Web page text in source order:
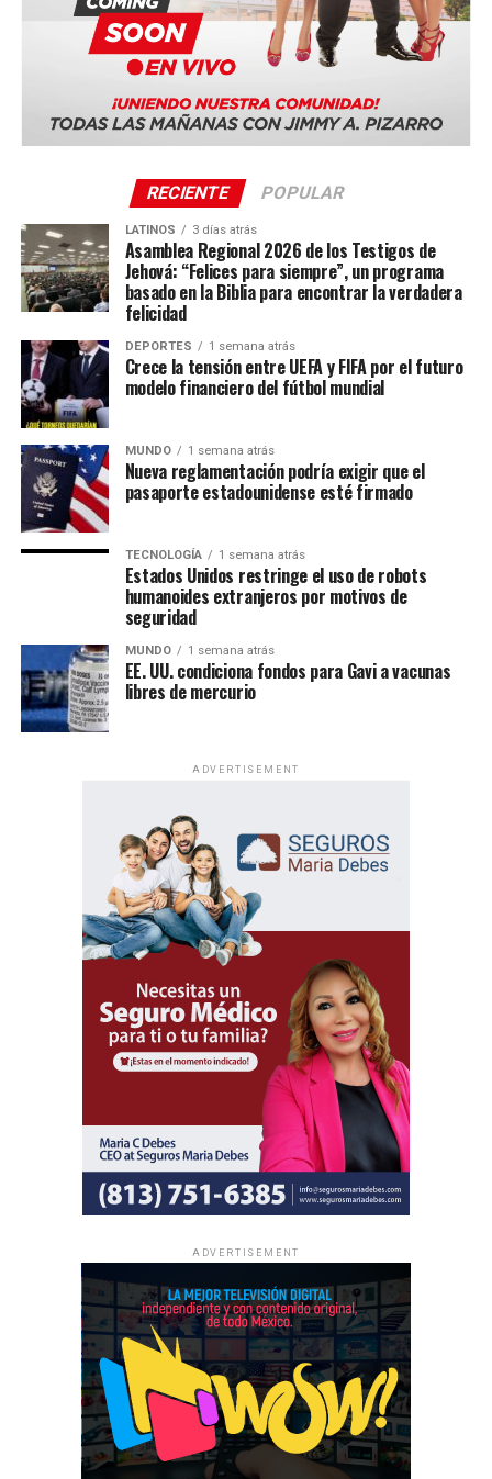
RECIENTE POPULAR
LATINOS 3 días atrás
Asamblea Regional 2026 de los Testigos de
Jehová: “Felices para siempre”, un programa
basado en la Biblia para encontrar la verdadera
felicidad
DEPORTES 1 semana atrás
Crece la tensión entre UEFA y FIFA por el futuro
modelo financiero del fútbol mundial
MUNDO 1 semana atrás
Nueva reglamentación podría exigir que el
pasaporte estadounidense esté firmado
TECNOLOGÍA 1 semana atrás
Estados Unidos restringe el uso de robots
humanoides extranjeros por motivos de
seguridad
MUNDO 1 semana atrás
EE. UU. condiciona fondos para Gavi a vacunas
libres de mercurio
ADVERTISEMENT
ADVERTISEMENT